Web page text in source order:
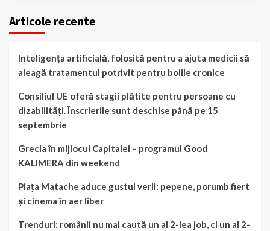
Articole recente
Inteligența artificială, folosită pentru a ajuta medicii să
aleagă tratamentul potrivit pentru bolile cronice
Consiliul UE oferă stagii plătite pentru persoane cu
dizabilități. Înscrierile sunt deschise până pe 15
septembrie
Grecia în mijlocul Capitalei – programul Good
KALIMERA din weekend
Piața Matache aduce gustul verii: pepene, porumb fiert
și cinema în aer liber
Trenduri: românii nu mai caută un al 2-lea job, ci un al 2-